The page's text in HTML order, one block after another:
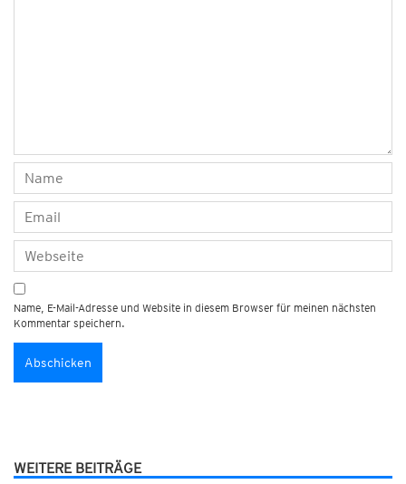
Name, E-Mail-Adresse und Website in diesem Browser für meinen nächsten
Kommentar speichern.
WEITERE BEITRÄGE